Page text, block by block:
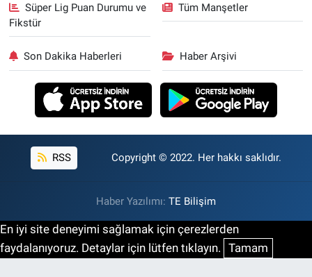
Süper Lig Puan Durumu ve
Fikstür
Tüm Manşetler
Son Dakika Haberleri Haber Arşivi
RSS Copyright © 2022. Her hakkı saklıdır.
Haber Yazılımı: TE Bilişim
En iyi site deneyimi sağlamak için çerezlerden
faydalanıyoruz. Detaylar için lütfen tıklayın. Tamam